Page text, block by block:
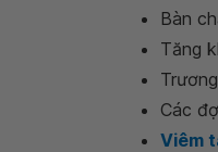
Bàn
Tăng
Các
Viêm